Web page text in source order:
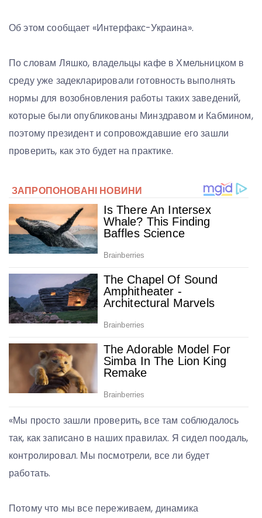
Об этом сообщает «Интерфакс-Украина».
По словам Ляшко, владельцы кафе в Хмельницком в
среду уже задекларировали готовность выполнять
нормы для возобновления работы таких заведений,
которые были опубликованы Минздравом и Кабмином,
поэтому президент и сопровождавшие его зашли
проверить, как это будет на практике.
«Мы просто зашли проверить, все там соблюдалось
так, как записано в наших правилах. Я сидел поодаль,
контролировал. Мы посмотрели, все ли будет
работать.
Потому что мы все переживаем, динамика